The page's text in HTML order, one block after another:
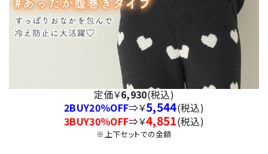
定価￥6,930(税込)
2BUY20％OFF⇒￥5,544(税込)
3BUY30％OFF⇒￥4,851(税込)
※上下セットでの金額